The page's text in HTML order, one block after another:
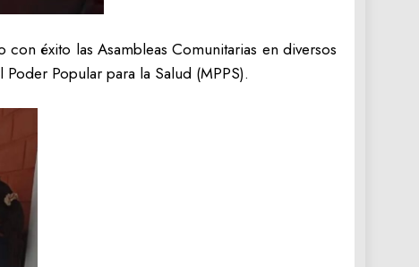
éxito las Asambleas Comunitarias en diversos
Popular para la Salud (MPPS).